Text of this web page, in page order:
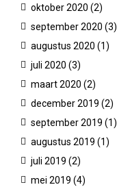
oktober 2020 (2)
september 2020 (3)
augustus 2020 (1)
juli 2020 (3)
maart 2020 (2)
december 2019 (2)
september 2019 (1)
augustus 2019 (1)
juli 2019 (2)
mei 2019 (4)